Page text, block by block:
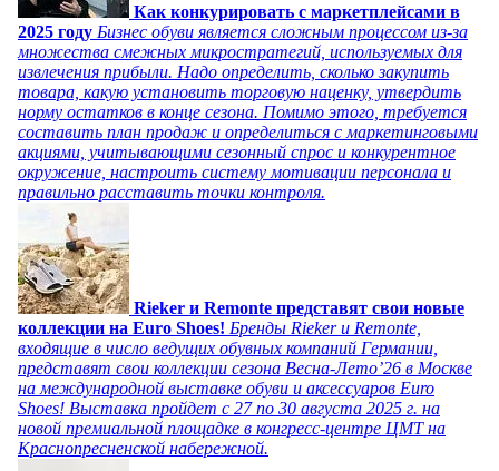
Как конкурировать с маркетплейсами в
2025 году Бизнес обуви является сложным процессом из-за
множества смежных микростратегий, используемых для
извлечения прибыли. Надо определить, сколько закупить
товара, какую установить торговую наценку, утвердить
норму остатков в конце сезона. Помимо этого, требуется
составить план продаж и определиться с маркетинговыми
акциями, учитывающими сезонный спрос и конкурентное
окружение, настроить систему мотивации персонала и
правильно расставить точки контроля.
Rieker и Remonte представят свои новые
коллекции на Euro Shoes! Бренды Rieker и Remonte,
входящие в число ведущих обувных компаний Германии,
представят свои коллекции сезона Весна-Лето’26 в Москве
на международной выставке обуви и аксессуаров Euro
Shoes! Выставка пройдет c 27 по 30 августа 2025 г. на
новой премиальной площадке в конгресс-центре ЦМТ на
Краснопресненской набережной.